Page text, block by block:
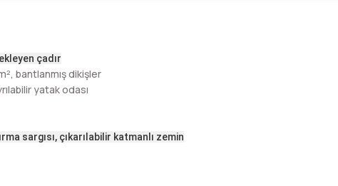
çadır
bantlanmış dikişler
yatak odası
sargısı, çıkarılabilir katmanlı zemin